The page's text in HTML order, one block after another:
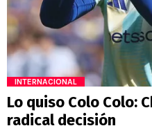
INTERNACIONAL
Lo quiso Colo Colo:
radical decisión